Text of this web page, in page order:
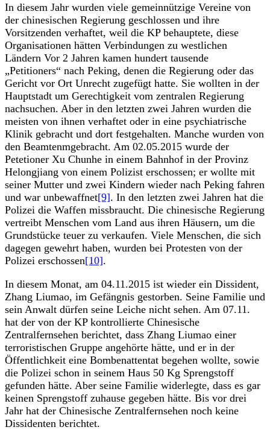
In diesem Jahr wurden viele gemeinnützige Vereine von
der chinesischen Regierung geschlossen und ihre
Vorsitzenden verhaftet, weil die KP behauptete, diese
Organisationen hätten Verbindungen zu westlichen
Ländern Vor 2 Jahren kamen hundert tausende
„Petitioners“ nach Peking, denen die Regierung oder das
Gericht vor Ort Unrecht zugefügt hatte. Sie wollten in der
Hauptstadt um Gerechtigkeit vom zentralen Regierung
nachsuchen. Aber in den letzten zwei Jahren wurden die
meisten von ihnen verhaftet oder in eine psychiatrische
Klinik gebracht und dort festgehalten. Manche wurden von
den Beamtenmgebracht. Am 02.05.2015 wurde der
Petetioner Xu Chunhe in einem Bahnhof in der Provinz
Helongjiang von einem Polizist erschossen; er wollte mit
seiner Mutter und zwei Kindern wieder nach Peking fahren
und war unbewaffnet[9]. In den letzten zwei Jahren hat die
Polizei die Waffen missbraucht. Die chinesische Regierung
vertreibt Menschen vom Land aus ihren Häusern, um die
Grundstücke teuer zu verkaufen. Viele Menschen, die sich
dagegen gewehrt haben, wurden bei Protesten von der
Polizei erschossen[10].
In diesem Monat, am 04.11.2015 ist wieder ein Dissident,
Zhang Liumao, im Gefängnis gestorben. Seine Familie und
sein Anwalt dürfen seine Leiche nicht sehen. Am 07.11.
hat der von der KP kontrollierte Chinesische
Zentralfernsehen berichtet, dass Zhang Liumao einer
terroristischen Gruppe angehörte hätte, und er in der
Öffentlichkeit eine Bombenattentat begehen wollte, sowie
die Polizei schon in seinem Haus 50 Kg Sprengstoff
gefunden hätte. Aber seine Familie widerlegte, dass es gar
keinen Sprengstoff zuhause gegeben hätte. Bis vor drei
Jahr hat der Chinesische Zentralfernsehen noch keine
Dissidenten berichtet.